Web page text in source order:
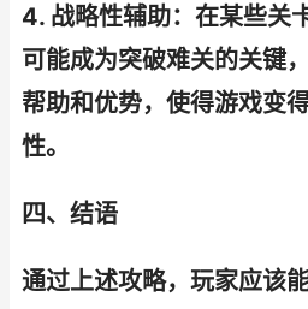
4. 战略性辅助：在某些关
可能成为突破难关的关键
帮助和优势，使得游戏变
性。
四、结语
通过上述攻略，玩家应该